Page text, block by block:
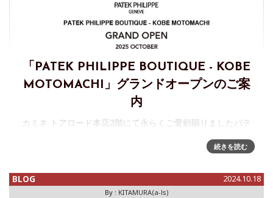
「PATEK PHILIPPE BOUTIQUE - KOBE
MOTOMACHI」グランドオープンのご案
内
カミネ トアロード本店2階にて永らくご愛顧賜りましたパテ
「PATEK PHILIPPE BOUTIQUE - KOBE MOTOMACHI（パテ
続きを読む
BLOG 2024.10.18
By : KITAMURA(a-ls)